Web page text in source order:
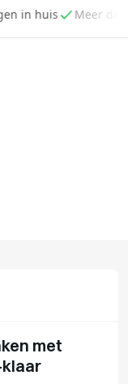
in huis Meer
met